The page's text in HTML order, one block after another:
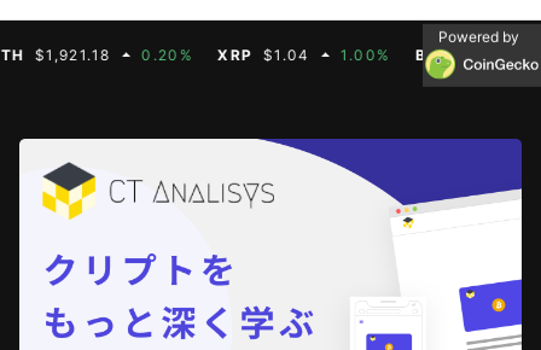
0.20% XRP $1.04 1.00% BNB $604.50
Powered by